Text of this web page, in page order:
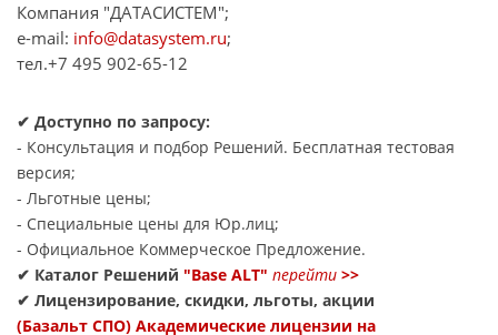
Компания "ДАТАСИСТЕМ";
e-mail: info@datasystem.ru;
тел.+7 495 902-65-12
✔ Доступно по запросу:
- Консультация и подбор Решений. Бесплатная тестовая
версия;
- Льготные цены;
- Специальные цены для Юр.лиц;
- Официальное Коммерческое Предложение.
✔ Каталог Решений "Base ALT" перейти >>
✔ Лицензирование, скидки, льготы, акции
(Базальт СПО) Академические лицензии на